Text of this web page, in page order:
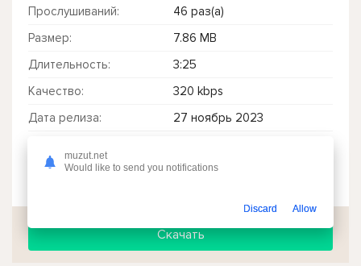
Прослушиваний:
46 раз(а)
Размер:
7.86 MB
Длительность:
3:25
Качество:
320 kbps
Дата релиза:
27 ноябрь 2023
Скачать
muzut.net
Would like to send you notifications
Discard Allow